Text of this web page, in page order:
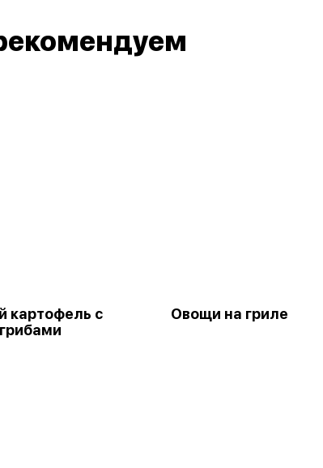
картофель с
Овощи на гриле